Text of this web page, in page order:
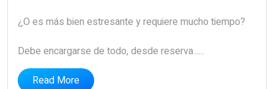
¿O es más bien estresante y requiere mucho tiempo?
Debe encargarse de todo, desde reserva......
Read More